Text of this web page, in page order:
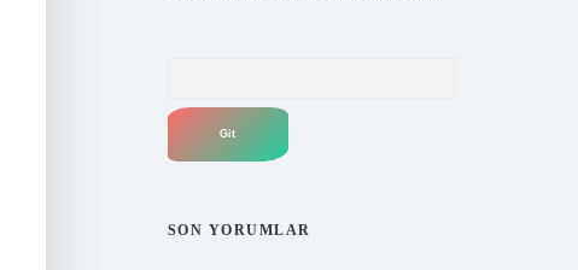
SON YORUMLAR